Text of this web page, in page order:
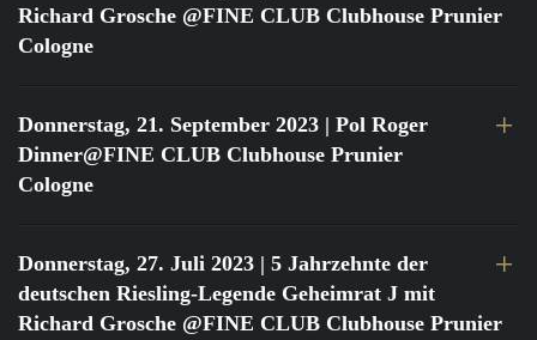
Richard Grosche @FINE CLUB Clubhouse Prunier
Cologne
Donnerstag, 21. September 2023 | Pol Roger
Dinner@FINE CLUB Clubhouse Prunier
Cologne
Donnerstag, 27. Juli 2023 | 5 Jahrzehnte der
deutschen Riesling-Legende Geheimrat J mit
Richard Grosche @FINE CLUB Clubhouse Prunier